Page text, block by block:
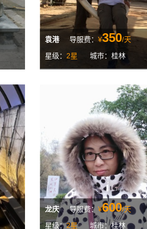
袁港 导服费： ¥350/天
星级： 2星 城市：桂林
龙庆 导服费： ¥600/天
星级：2星 城市：桂林